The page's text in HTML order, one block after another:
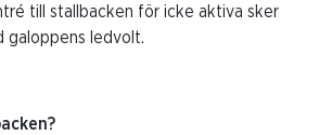
till stallbacken för icke aktiva sker
galoppens ledvolt.